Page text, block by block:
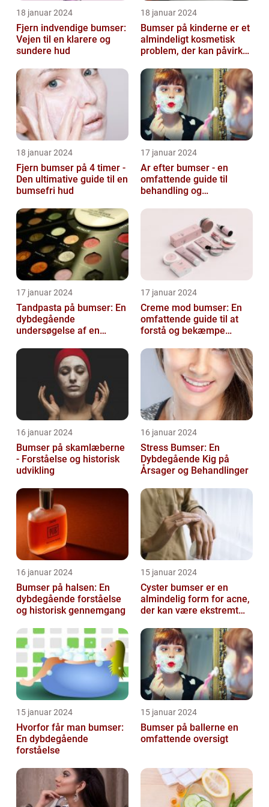
18 januar 2024
Fjern indvendige bumser:
Vejen til en klarere og
sundere hud
18 januar 2024
Bumser på kinderne er et
almindeligt kosmetisk
problem, der kan påvirke
18 januar 2024
Fjern bumser på 4 timer -
Den ultimative guide til en
bumsefri hud
17 januar 2024
Ar efter bumser - en
omfattende guide til
behandling og
17 januar 2024
Tandpasta på bumser: En
dybdegående
undersøgelse af en
skønhedsanbefaling
17 januar 2024
Creme mod bumser: En
omfattende guide til at
forstå og bekæmpe
16 januar 2024
Bumser på skamlæberne
- Forståelse og historisk
udvikling
16 januar 2024
Stress Bumser: En
Dybdegående Kig på
Årsager og Behandlinger
16 januar 2024
Bumser på halsen: En
dybdegående forståelse
og historisk gennemgang
15 januar 2024
Cyster bumser er en
almindelig form for acne,
der kan være ekstremt
belastende for d...
15 januar 2024
Hvorfor får man bumser:
En dybdegående
forståelse
15 januar 2024
Bumser på ballerne en
omfattende oversigt